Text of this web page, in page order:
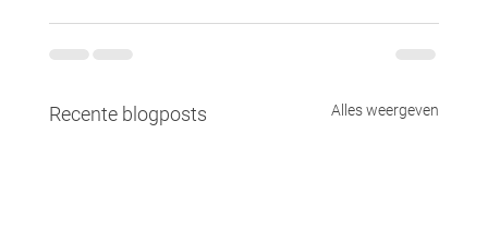
Recente blogposts Alles weergeven